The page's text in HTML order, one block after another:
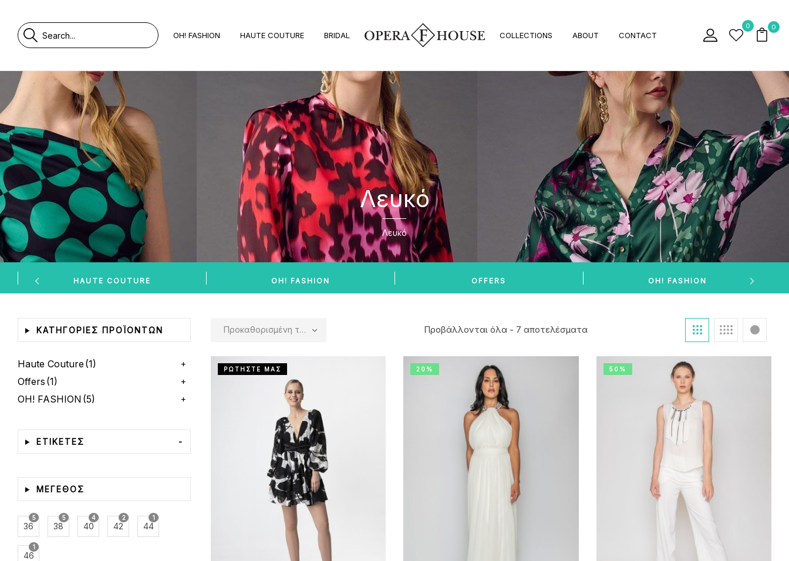
OH! FASHION HAUTE COUTURE BRIDAL COLLECTIONS ABOUT CONTACT
0 0
Λευκό
Λευκό
HAUTE COUTURE OH! FASHION OFFERS OH! FASHION
ΚΑΤΗΓΟΡΊΕΣ ΠΡΟΪΌΝΤΩΝ
Haute Couture(1)
Offers (1)
OH! FASHION (5)
ΕΤΙΚΕΤΕΣ -
ΜΕΓΕΘΟΣ
5
36
5
38
4
40
2
42
1
44
1
46
Προβάλλονται όλα - 7 αποτελέσματα
Προκαθορισμένη ταξινόμηση
ΡΩΤΗΣΤΕ ΜΑΣ 20% 50%